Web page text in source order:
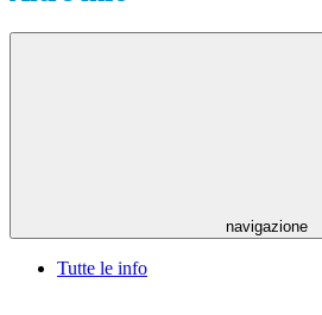
navigazione
Tutte le info